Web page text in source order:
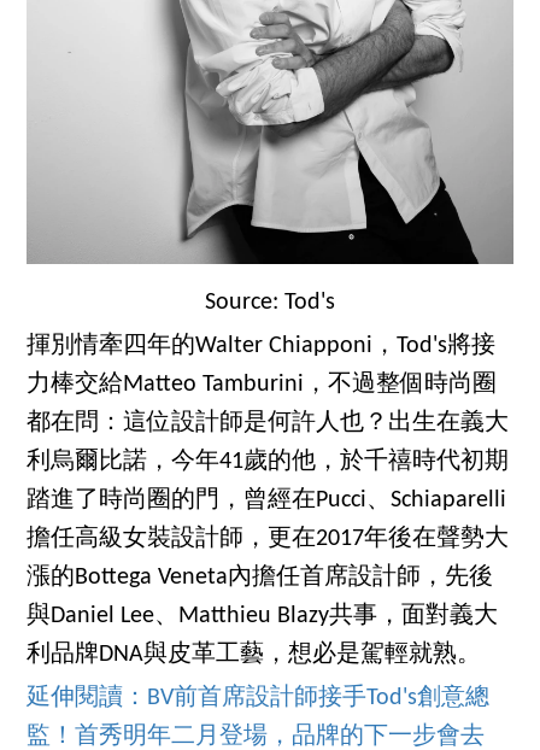
Source: Tod's
揮別情牽四年的Walter Chiapponi，Tod's將接
力棒交給Matteo Tamburini，不過整個時尚圈
都在問：這位設計師是何許人也？出生在義大
利烏爾比諾，今年41歲的他，於千禧時代初期
踏進了時尚圈的門，曾經在Pucci、Schiaparelli
擔任高級女裝設計師，更在2017年後在聲勢大
漲的Bottega Veneta內擔任首席設計師，先後
與Daniel Lee、Matthieu Blazy共事，面對義大
利品牌DNA與皮革工藝，想必是駕輕就熟。
延伸閱讀：BV前首席設計師接手Tod's創意總
監！首秀明年二月登場，品牌的下一步會去